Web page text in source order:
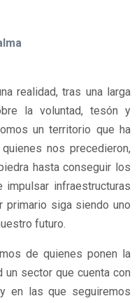
realidad, tras una larga
la voluntad, tesón y
un territorio que ha
nos precedieron,
hasta conseguir los
infraestructuras
primario siga siendo uno
futuro.
de quienes ponen la
un sector que cuenta con
en las que seguiremos